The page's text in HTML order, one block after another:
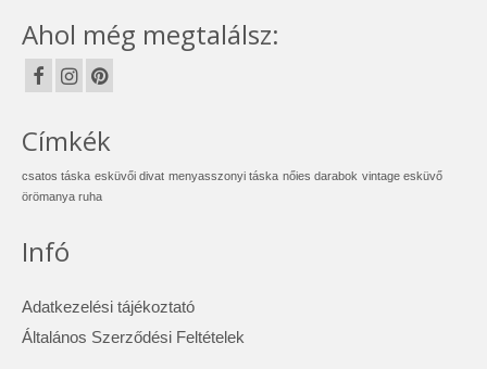
Ahol még megtalálsz:
Címkék
csatos táska esküvői divat menyasszonyi táska nőies darabok vintage esküvő
örömanya ruha
Infó
Adatkezelési tájékoztató
Általános Szerződési Feltételek